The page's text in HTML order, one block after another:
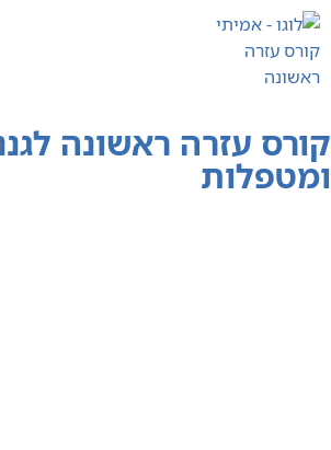
קורס עזרה ראשונה
ומטפלות